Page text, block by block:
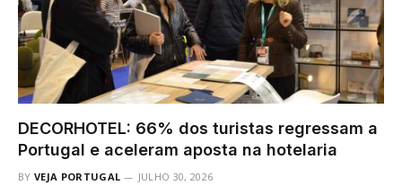
DECORHOTEL: 66% dos turistas regressam a
Portugal e aceleram aposta na hotelaria
BY VEJA PORTUGAL JULHO 30, 2026